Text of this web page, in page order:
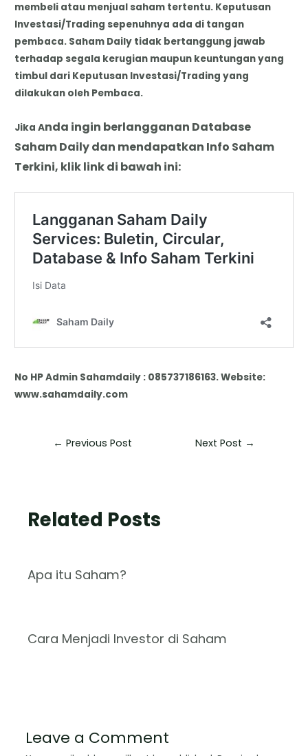
membeli atau menjual saham tertentu. Keputusan
Investasi/Trading sepenuhnya ada di tangan
pembaca. Saham Daily tidak bertanggung jawab
terhadap segala kerugian maupun keuntungan yang
timbul dari Keputusan Investasi/Trading yang
dilakukan oleh Pembaca.
Jika Anda ingin berlangganan Database
Saham Daily dan mendapatkan Info Saham
Terkini, klik link di bawah ini:
No HP Admin Sahamdaily : 085737186163. Website:
www.sahamdaily.com
← Previous Post Next Post →
Related Posts
Apa itu Saham?
Cara Menjadi Investor di Saham
Leave a Comment